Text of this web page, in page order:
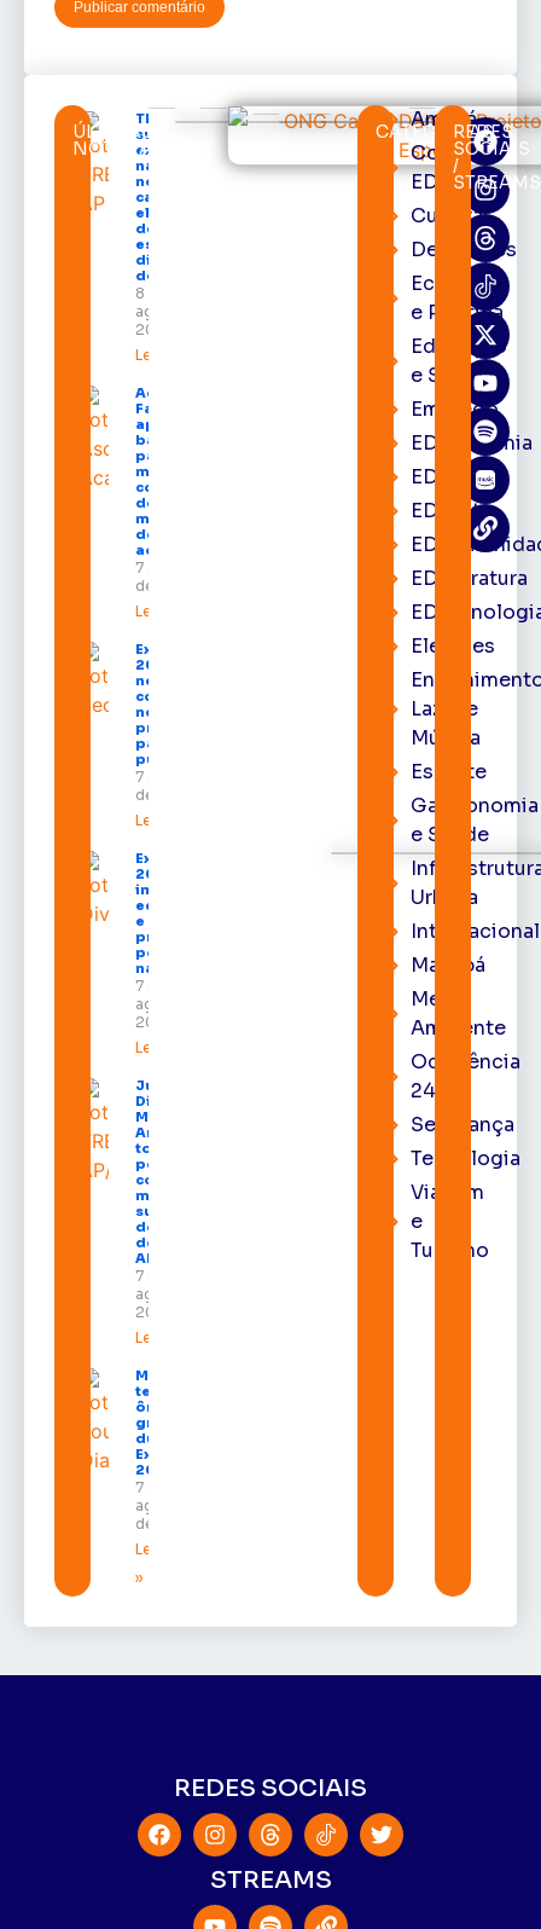
ÚLTIMAS
NOTÍCIAS
TRE-AP
suspende
expediente
na sede e
nos
cartórios
eleitorais
de todo o
estado nos
dias 10 e 11
de agosto
8 de
agosto de
2026
Leia mais »
Acácio
Favacho
apresenta
balanço
parcial do
mandato
com mais
de R$ 668
milhões
destinados
ao Amapá
7 de agosto
de 2026
Leia mais »
Expofeira
2026 começa
neste sábado
com shows,
negócios e
programação
para todos os
públicos
7 de agosto
de 2026
Leia mais »
Expofeira
2026
impulsiona
economia
e aumenta
procura
por hotéis
na capital
7 de
agosto de
2026
Leia mais »
Juiz
Diego
Moura de
Araújo
toma
posse
como
membro
substituto
do Pleno
do TRE-
AP
7 de
agosto de
2026
Leia mais »
Macapá
terá
ônibus
gratuitos
durante a
Expofeira
2026
7 de
agosto
de 2026
Leia mais
»
CATEGORIAS
Amapá
Cortes
EDcast
Cultura
Destaques
Economia
e Política
Educação
e Saúde
Emprego
EDacademia
EDbrasília
EDcast
EDliteratura
Eleições
Lazer e
Música
Esporte
Gastronomia
e Saúde
Urbana
Internacional
Macapá
Meio
Ambiente
Ocorrência
24h
Segurança
Tecnologia
Viagem
e
Turismo
REDES
SOCIAIS
/
STREAMS
REDES SOCIAIS
STREAMS